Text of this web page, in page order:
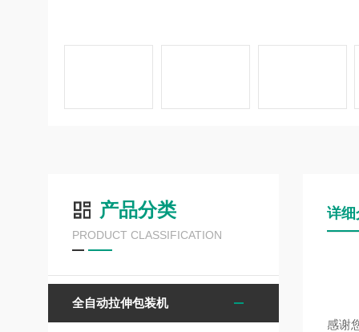
产品分类
PRODUCT CLASSIFICATION
全自动拉伸包装机
详细
感谢